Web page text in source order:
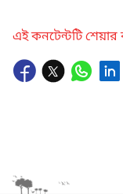
এই কনটেন্টটি